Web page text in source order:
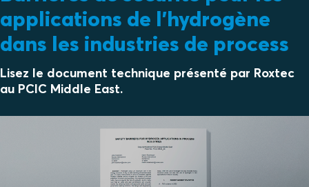
applications de l'hydrogène
dans les industries de process
Lisez le document technique présenté par Roxtec
au PCIC Middle East.